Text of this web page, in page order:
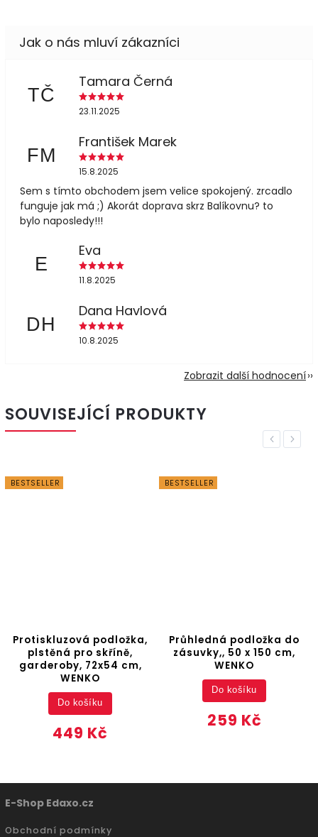
TČ
Tamara Černá
23.11.2025
FM
František Marek
15.8.2025
Sem s tímto obchodem jsem velice spokojený. zrcadlo
funguje jak má ;) Akorát doprava skrz Balíkovnu? to
bylo naposledy!!!
E
Eva
11.8.2025
DH
Dana Havlová
10.8.2025
Zobrazit další hodnocení
SOUVISEJÍCÍ PRODUKTY
Previous
BESTSELLER
Protiskluzová podložka,
plstěná pro skříně,
garderoby, 72x54 cm,
WENKO
449 Kč
Do košíku
BESTSELLER
Průhledná podložka do
zásuvky,, 50 x 150 cm,
WENKO
259 Kč
Do košíku
Next
E-Shop Edaxo.cz
Obchodní podmínky